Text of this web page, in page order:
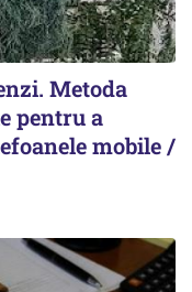
Metoda
pentru a
mobile /